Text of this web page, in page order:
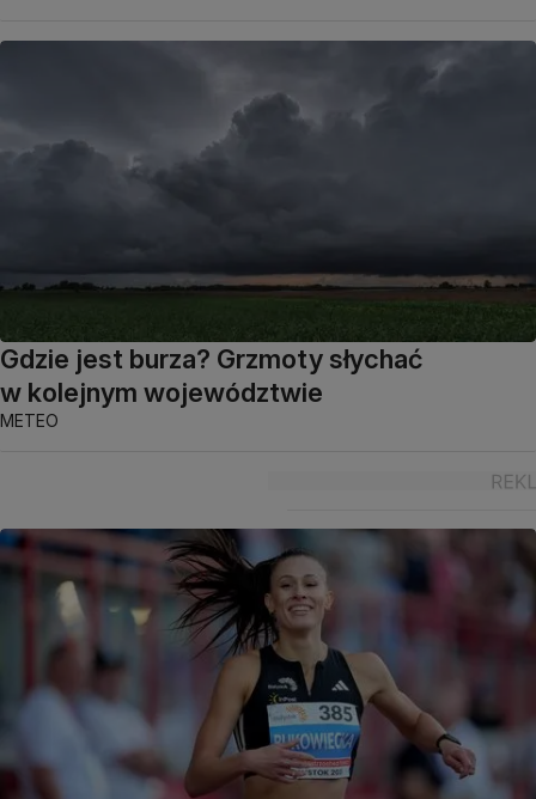
Gdzie jest burza? Grzmoty słychać
w kolejnym województwie
METEO